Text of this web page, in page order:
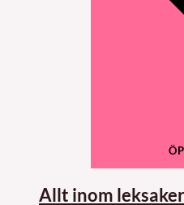
Allt inom leksaker